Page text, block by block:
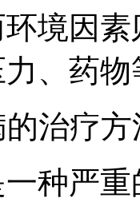
境因
、药物
治疗
种严